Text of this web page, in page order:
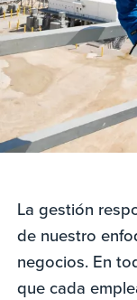
La gestión
de nuestro
negocios. En
que cada